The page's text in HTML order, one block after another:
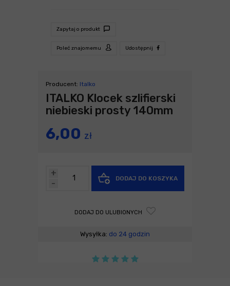
Zapytaj o produkt
Poleć znajomemu Udostępnij
Producent: Italko
ITALKO Klocek szlifierski
niebieski prosty 140mm
6,00 zł
-
+
DODAJ DO KOSZYKA
DODAJ DO ULUBIONYCH
Wysyłka: do 24 godzin